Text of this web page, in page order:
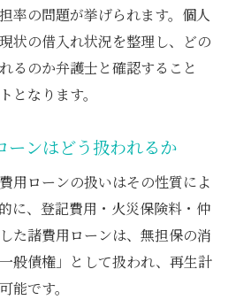
率の問題が挙げられます。個人
状の借入れ状況を整理し、どの
るのか弁護士と確認すること
となります。
ーンはどう扱われるか
用ローンの扱いはその性質によ
に、登記費用・火災保険料・仲
た諸費用ローンは、無担保の消
般債権」として扱われ、再生計
能です。